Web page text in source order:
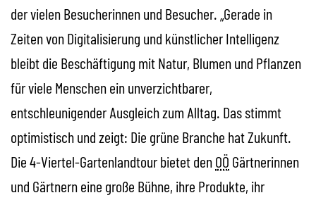
der vielen Besucherinnen und Besucher. „Gerade in
Zeiten von Digitalisierung und künstlicher Intelligenz
bleibt die Beschäftigung mit Natur, Blumen und Pflanzen
für viele Menschen ein unverzichtbarer,
entschleunigender Ausgleich zum Alltag. Das stimmt
optimistisch und zeigt: Die grüne Branche hat Zukunft.
Die 4-Viertel-Gartenlandtour bietet denOÖ Gärtnerinnen
und Gärtnern eine große Bühne, ihre Produkte, ihr